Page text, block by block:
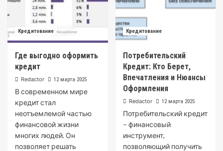
Кредитование
Где выгодно оформить
кредит
Redactor 12 марта 2025
В современном мире
кредит стал
неотъемлемой частью
финансовой жизни
многих людей. Он
позволяет решать
Кредитование
Потребительский
Кредит: Кто Берет,
Впечатления и Нюансы
Оформления
Redactor 12 марта 2025
Потребительский кредит
– финансовый
инструмент,
позволяющий получить